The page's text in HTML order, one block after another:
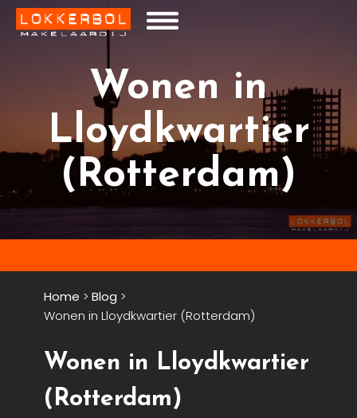
Wonen in
Lloydkwartier
(Rotterdam)
Home > Blog >
Wonen in Lloydkwartier (Rotterdam)
Wonen in Lloydkwartier
(Rotterdam)